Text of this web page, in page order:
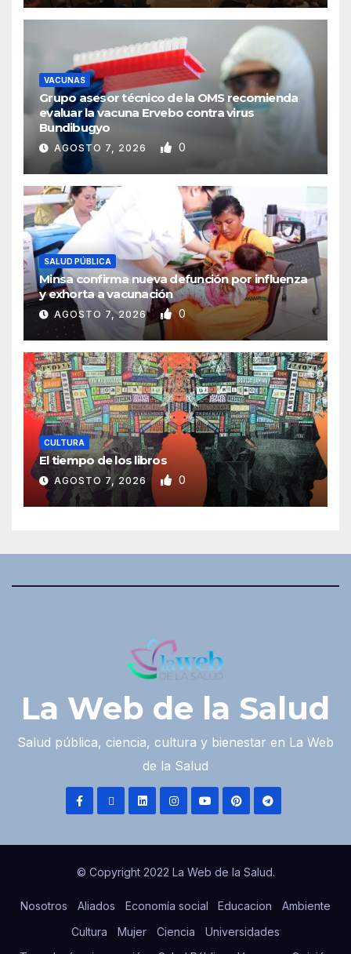
VACUNAS
Grupo asesor técnico de la OMS recomienda
evaluar la vacuna Ervebo contra virus
Bundibugyo
AGOSTO 7, 2026 0
SALUD PÚBLICA
Minsa confirma nueva defunción por influenza
y exhorta a vacunación
AGOSTO 7, 2026 0
CULTURA
El tiempo de los libros
AGOSTO 7, 2026 0
La Web de la Salud
Salud pública, ciencia, cultura y bienestar en La Web
de la Salud
© Copyright 2022 La Web de la Salud.
Nosotros Aliados Economía social Educacion
Ambiente
Cultura
Mujer Ciencia
Universidades